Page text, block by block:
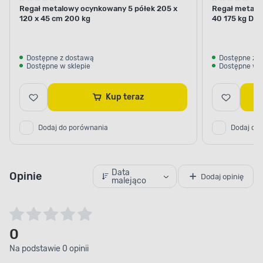
Regał metalowy ocynkowany 5 półek 205 x
120 x 45 cm 200 kg
Dostępne z dostawą
Dostępne w sklepie
Kup teraz
Dodaj do porównania
Regał
40 175 kg
Dostępne z
Dostępne w
Dodaj do
Opinie
Data
malejąco
Dodaj opinię
0
Na podstawie 0 opinii